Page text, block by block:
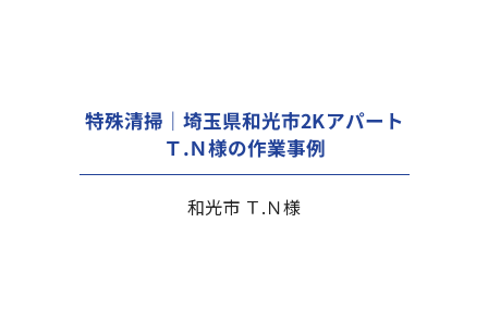
特殊清掃｜埼玉県和光市2Kアパート
Ｔ.Ｎ様の作業事例
和光市 Ｔ.Ｎ様